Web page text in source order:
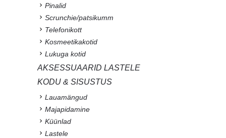
Pinalid
Scrunchie/patsikumm
Telefonikott
Kosmeetikakotid
Lukuga kotid
AKSESSUAARID LASTELE
KODU & SISUSTUS
Lauamängud
Majapidamine
Küünlad
Lastele